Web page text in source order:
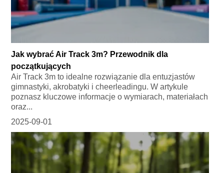
Jak wybrać Air Track 3m? Przewodnik dla
początkujących
Air Track 3m to idealne rozwiązanie dla entuzjastów
gimnastyki, akrobatyki i cheerleadingu. W artykule
poznasz kluczowe informacje o wymiarach, materiałach
oraz...
2025-09-01